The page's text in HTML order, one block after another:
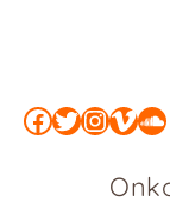
Facebook
Twitter